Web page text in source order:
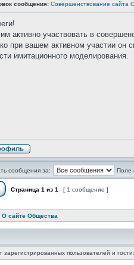
сообщения: Совершенствование сайта
активно участвовать в
при вашем активном участии он
имитационного моделирования.
сообщения за: Поле
Страница 1 из 1 [ 1 сообщение ]
О сайте Общества
пользователей и